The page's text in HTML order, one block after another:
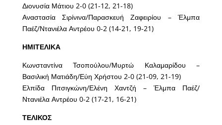
Διονυσία Μάτιου 2-0 (21-12, 21-18)
Αναστασία Σιρίνινα/Παρασκευή Ζαφειρίου – Έλμπα
Παέζ/Ντανιέλα Αντρέου 0-2 (14-21, 19-21)
ΗΜΙΤΕΛΙΚΑ
Κωνσταντίνα Τσοπούλου/Μυρτώ Καλαμαρίδου –
Βασιλική Ματιάδη/Εύη Χρήστου 2-0 (21-09, 21-19)
Ελπίδα Πιτσιγκώνη/Ελένη Χαντζή – Έλμπα Παέζ/
Ντανιέλα Αντρέου 0-2 (17-21, 16-21)
ΤΕΛΙΚΟΣ